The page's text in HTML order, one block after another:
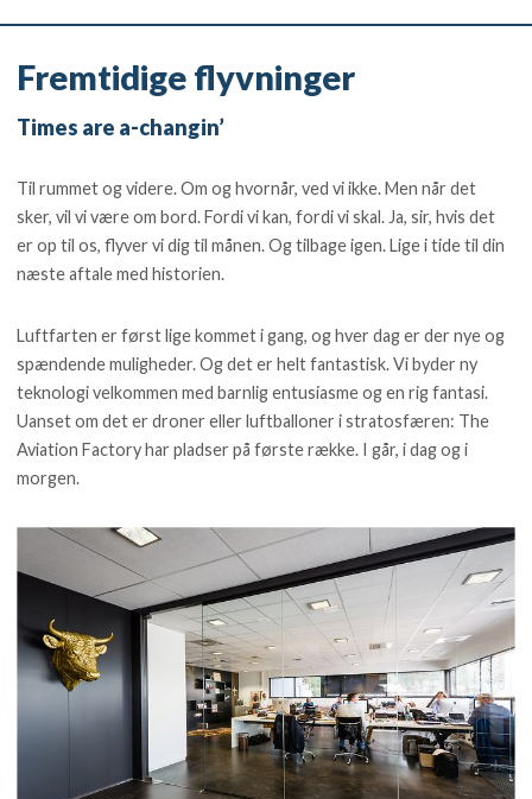
Fremtidige flyvninger
Times are a-changin’
Til rummet og videre. Om og hvornår, ved vi ikke. Men når det
sker, vil vi være om bord. Fordi vi kan, fordi vi skal. Ja, sir, hvis det
er op til os, flyver vi dig til månen. Og tilbage igen. Lige i tide til din
næste aftale med historien.
Luftfarten er først lige kommet i gang, og hver dag er der nye og
spændende muligheder. Og det er helt fantastisk. Vi byder ny
teknologi velkommen med barnlig entusiasme og en rig fantasi.
Uanset om det er droner eller luftballoner i stratosfæren: The
Aviation Factory har pladser på første række. I går, i dag og i
morgen.